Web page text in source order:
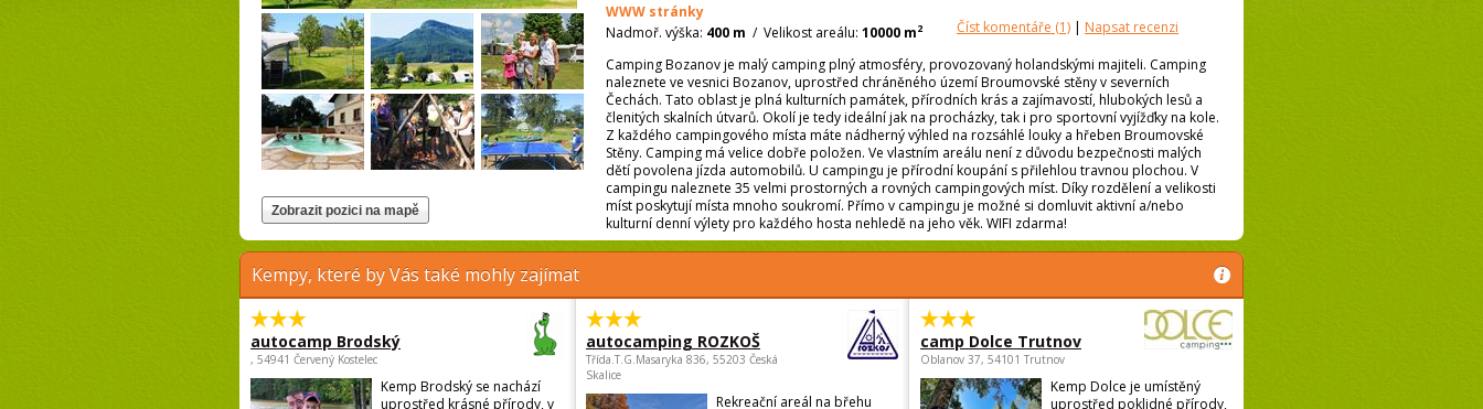
Číst komentáře (1) | Napsat recenzi
WWW stránky
Nadmoř. výška: 400 m / Velikost areálu: 10000 m2
Camping Bozanov je malý camping plný atmosféry, provozovaný holandskými majiteli. Camping
naleznete ve vesnici Bozanov, uprostřed chráněného území Broumovské stěny v severních
Čechách. Tato oblast je plná kulturních památek, přírodních krás a zajímavostí, hlubokých lesů a
členitých skalních útvarů. Okolí je tedy ideální jak na procházky, tak i pro sportovní vyjížďky na kole.
Z každého campingového místa máte nádherný výhled na rozsáhlé louky a hřeben Broumovské
Stěny. Camping má velice dobře položen. Ve vlastním areálu není z důvodu bezpečnosti malých
dětí povolena jízda automobilů. U campingu je přírodní koupání s přilehlou travnou plochou. V
campingu naleznete 35 velmi prostorných a rovných campingových míst. Díky rozdělení a velikosti
míst poskytují místa mnoho soukromí. Přímo v campingu je možné si domluvit aktivní a/nebo
kulturní denní výlety pro každého hosta nehledě na jeho věk. WIFI zdarma!
Kempy, které by Vás také mohly zajímat
autocamp Brodský
, 54941 Červený Kostelec
Kemp Brodský se nachází
uprostřed krásné přírody, v
autocamping ROZKOŠ
Třída.T.G.Masaryka 836, 55203 Česká
Skalice
Rekreační areál na břehu
camp Dolce Trutnov
Oblanov 37, 54101 Trutnov
Kemp Dolce je umístěný
uprostřed poklidné přírody,